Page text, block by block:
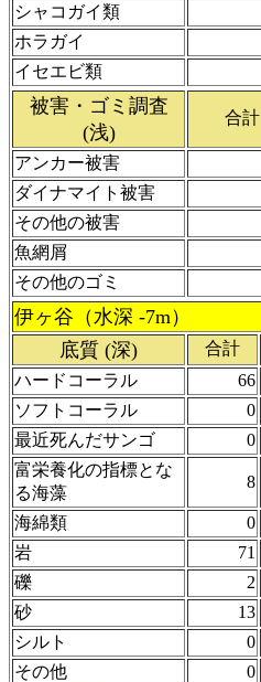
シャコガイ類
ホラガイ
イセエビ類
被害・ゴミ調査
(浅)
合計
アンカー被害
ダイナマイト被害
その他の被害
魚網屑
その他のゴミ
伊ヶ谷（水深 -7m）
底質 (深)
合計
ハードコーラル
66
ソフトコーラル
0
最近死んだサンゴ
0
富栄養化の指標とな
る海藻
8
海綿類 0
岩
71
礫
2
砂
13
シルト
0
その他
0